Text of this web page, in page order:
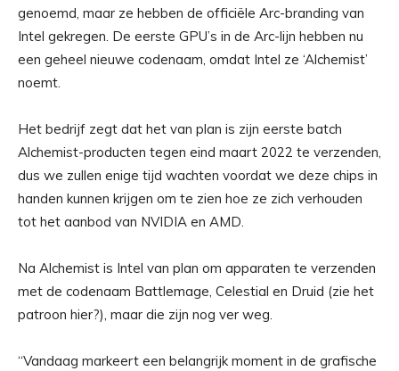
genoemd, maar ze hebben de officiële Arc-branding van
Intel gekregen. De eerste GPU’s in de Arc-lijn hebben nu
een geheel nieuwe codenaam, omdat Intel ze ‘Alchemist’
noemt.
Het bedrijf zegt dat het van plan is zijn eerste batch
Alchemist-producten tegen eind maart 2022 te verzenden,
dus we zullen enige tijd wachten voordat we deze chips in
handen kunnen krijgen om te zien hoe ze zich verhouden
tot het aanbod van NVIDIA en AMD.
Na Alchemist is Intel van plan om apparaten te verzenden
met de codenaam Battlemage, Celestial en Druid (zie het
patroon hier?), maar die zijn nog ver weg.
“Vandaag markeert een belangrijk moment in de grafische